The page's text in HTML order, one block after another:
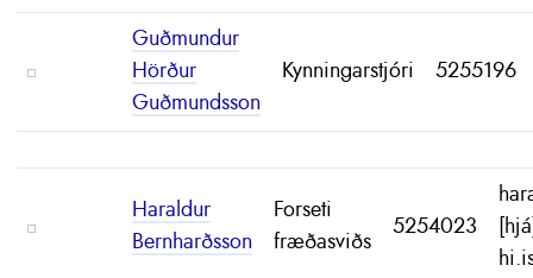
Guðmundur
Hörður
Guðmundsson
Kynningarstjóri 5255196
Haraldur
Bernharðsson
Forseti
fræðasviðs
5254023